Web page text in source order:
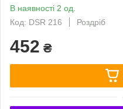
В наявності 2 од.
Код: DSR 216
Роздріб
452 ₴